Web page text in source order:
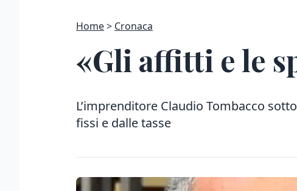
Home Cronaca
«Gli affitti e le
L’imprenditore Claudio Tombacco
fissi e dalle tasse